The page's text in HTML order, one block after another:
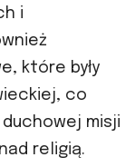
i
które były
co
duchowej misji
religią.